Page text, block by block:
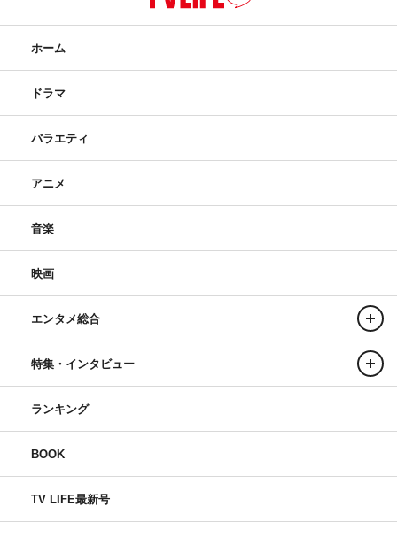
ホーム
ドラマ
バラエティ
アニメ
音楽
映画
エンタメ総合
特集・インタビュー
ランキング
BOOK
TV LIFE最新号